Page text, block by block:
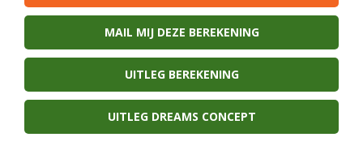
MAIL MIJ DEZE BEREKENING
UITLEG BEREKENING
UITLEG DREAMS CONCEPT